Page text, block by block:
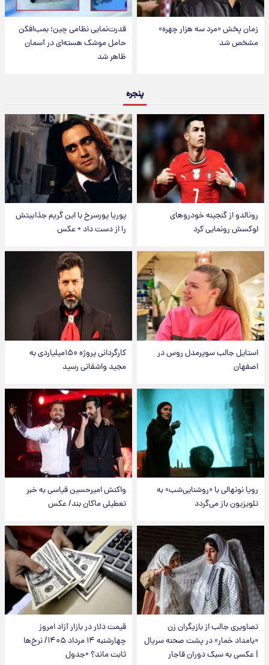
زمان پخش «مرد سه هزار چهره»
مشخص شد
قدرت‌نمایی نظامی چین؛ بمب‌افکن
حامل موشک هسته‌ای در آسمان
ظاهر شد
پنجره
رونالدو از گنجینه خودروهای
لوکسش رونمایی کرد
پوریا پورسرخ با این گریم جذابیتش
را از دست داد + عکس
استایل جالب سوپرمدل روس در
اصفهان
کارگردانی پروژه ۱۵۰میلیاردی به
مجید واشقانی رسید
رویا نونهالی با «روشنایی‌شب» به
تلویزیون باز می‌گردد
واکنش امیرحسین قیاسی به خبر
تعطیلی ماکان بند/ عکس
تصاویری جالب از بازیگران زن
«بامداد خمار» در پشت صحنه سریال
| عکسی به سبک دوران قاجار
قیمت دلار در بازار آزاد امروز
چهارشنبه ۱۴ مرداد ۱۴۰۵/ نرخ‌ها
ثابت ماند؟ +جدول